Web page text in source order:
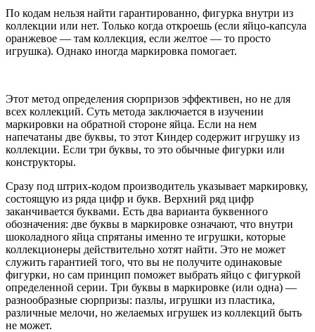
По кодам нельзя найти гарантированно, фигурка внутри из
коллекции или нет. Только когда откроешь (если яйцо-капсула
оранжевое — там коллекция, если желтое — то просто
игрушка). Однако иногда маркировка помогает.
Этот метод определения сюрпризов эффективен, но не для
всех коллекций. Суть метода заключается в изучении
маркировки на обратной стороне яйца. Если на нем
напечатаны две буквы, то этот Киндер содержит игрушку из
коллекции. Если три буквы, то это обычные фигурки или
конструкторы.
Сразу под штрих-кодом производитель указывает маркировку,
состоящую из ряда цифр и букв. Верхний ряд цифр
заканчивается буквами. Есть два варианта буквенного
обозначения: две буквы в маркировке означают, что внутри
шоколадного яйца спрятаны именно те игрушки, которые
коллекционеры действительно хотят найти. Это не может
служить гарантией того, что вы не получите одинаковые
фигурки, но сам принцип поможет выбрать яйцо с фигуркой
определенной серии. Три буквы в маркировке (или одна) —
разнообразные сюрпризы: пазлы, игрушки из пластика,
различные мелочи, но желаемых игрушек из коллекций быть
не может.